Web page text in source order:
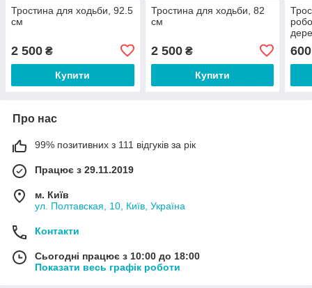
Тростина для ходьби, 92.5
см
2 500 ₴
Купити
Тростина для ходьби, 82
см
2 500₴
Купити
600
Про нас
99% позитивних з 111 відгуків за рік
Працює з 29.11.2019
м. Київ
ул. Полтавская, 10, Київ, Україна
Контакти
Сьогодні працює з 10:00 до 18:00
Показати весь графік роботи